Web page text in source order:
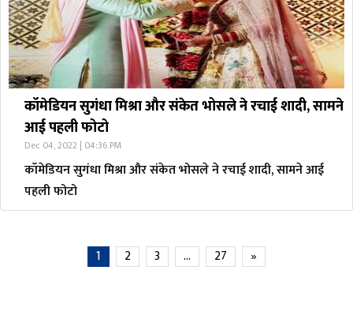
कॉमेडियन सुगंधा मिश्रा और संकेत भोसले ने रचाई शादी, सामने
आई पहली फोटो
Dec 04, 2022 | 04:36 PM
कॉमेडियन सुगंधा मिश्रा और संकेत भोसले ने रचाई शादी, सामने आई
पहली फोटो
1 2 3 … 27 »